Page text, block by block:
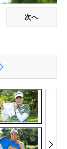
次へ